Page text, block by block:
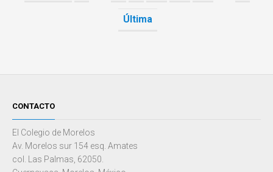
Última
CONTACTO
El Colegio de Morelos
Av. Morelos sur 154 esq. Amates
col. Las Palmas, 62050.